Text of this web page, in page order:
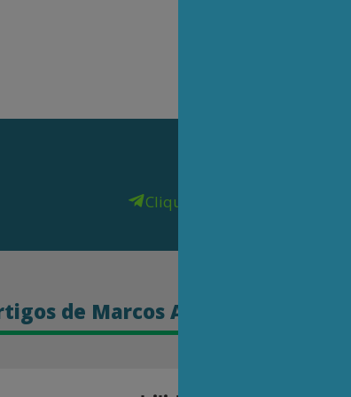
Clique aqui para receber
de Marcos André dos Santos